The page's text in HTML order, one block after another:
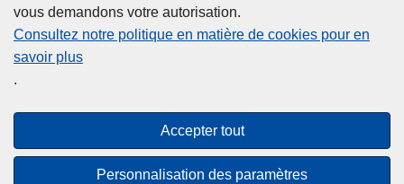
vous demandons votre autorisation.
Consultez notre politique en matière de cookies pour en
savoir plus
.
Accepter tout
Personnalisation des paramètres
Cookies
Accessibilité